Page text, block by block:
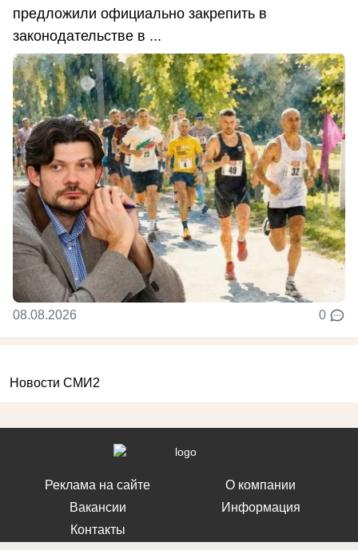
предложили официально закрепить в
законодательстве в ...
08.08.2026 0
Новости СМИ2
Реклама на сайте
Вакансии
Контакты
О компании
Информация